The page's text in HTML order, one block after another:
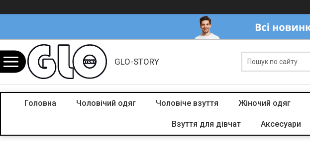
GLO-STORY
Головна Чоловічий одяг Чоловіче взуття Жіночий одяг
Взуття для дівчат Аксесуари